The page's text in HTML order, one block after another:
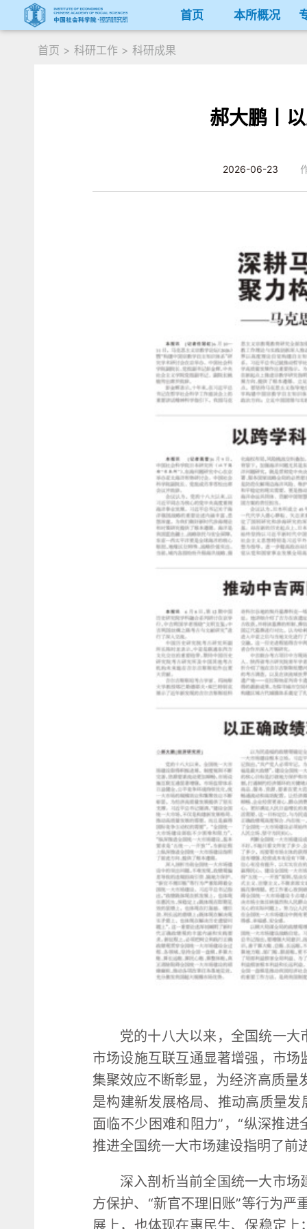
首页 本所概况
首页 > 科研工作 > 科研成果
郝大鹏丨
2026-06-23
党的十八大以来，全国统一
市场设施互联互通显著增强，市
集聚效应不断彰显，为经济高质量
是构建新发展格局、推动高质量
面临不少困难和阻力”，“纵深推进
推进全国统一大市场建设指明了前
深入剖析当前全国统一大市
方保护、“新官不理旧账”等行为
展上，也体现在惠民生、保稳定